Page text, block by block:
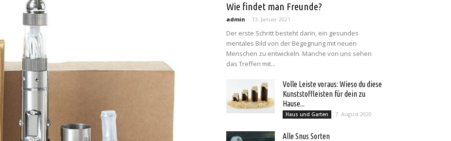
Wie findet man Freunde?
admin - 13. Januar 2021
Der erste Schritt besteht darin, ein gesundes
mentales Bild von der Begegnung mit neuen
Menschen zu entwickeln. Manche von uns sehen
das Treffen mit...
Volle Leiste voraus: Wieso du diese
Kunststoffleisten für dein zu
Hause...
Haus und Garten 7. August 2020
Alle Snus Sorten